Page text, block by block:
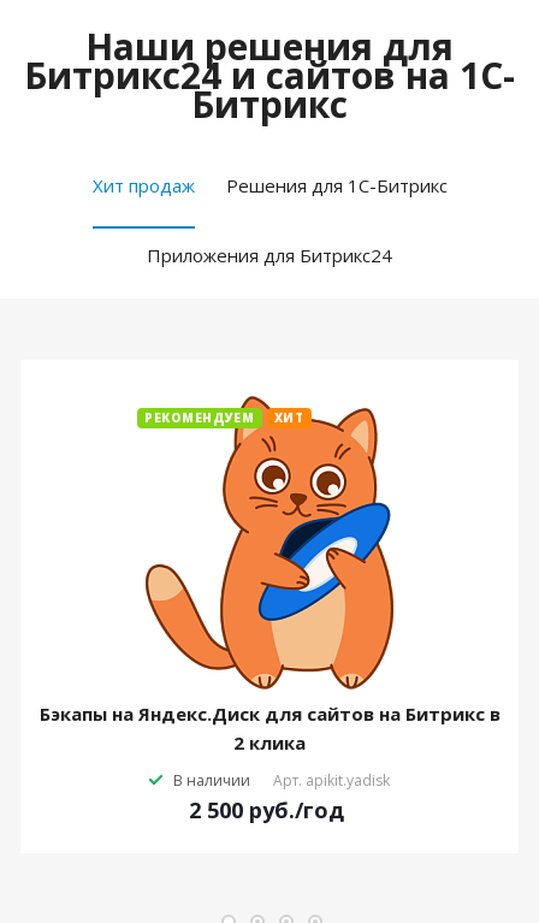
Наши решения для
Битрикс24 и сайтов на 1С-
Битрикс
Хит продаж Решения для 1С-Битрикс
Приложения для Битрикс24
РЕКОМЕНДУЕМ ХИТ
Бэкапы на Яндекс.Диск для сайтов на Битрикс в
2 клика
В наличии Арт. apikit.yadisk
2 500 руб./год